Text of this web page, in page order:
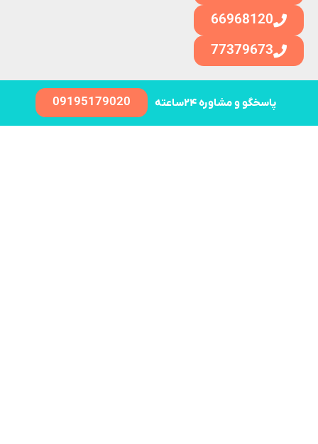
66968120
77379673
پاسخگو و مشاوره ۲۴ساعته 09195179020